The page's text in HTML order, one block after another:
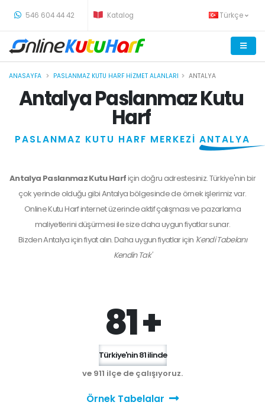
546 604 44 42 Katalog Türkçe
ANASAYFA PASLANMAZ KUTU HARF HIZMET ALANLARI ANTALYA
Antalya Paslanmaz Kutu
Harf
PASLANMAZ KUTU HARF MERKEZİ ANTALYA
Antalya Paslanmaz Kutu Harfiçin doğru adrestesiniz. Türkiye'nin bir
çok yerinde olduğu gibi Antalya bölgesinde de örnek işlerimiz var.
Online Kutu Harf internet üzerinde aktif çalışması ve pazarlama
maliyetlerini düşürmesi ile size daha uygun fiyatlar sunar.
BizdenAntalyaiçin fiyat alın. Daha uygun fiyatlar için 'Kendi Tabelanı
Kendin Tak'
81 +
Türkiye'nin 81 ilinde
ve 911 ilçe de çalışıyoruz.
Örnek Tabelalar